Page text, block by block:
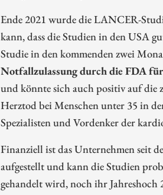
Ende 2021 wurde die LANCER-
kann, dass die Studien in den USA
Studie in den kommenden zwei
Notfallzulassung durch die FDA
und könnte sich auch positiv auf
Herztod bei Menschen unter 35 in
Spezialisten und Vordenker der
Finanziell ist das Unternehmen seit
aufgestellt und kann die Studien
gehandelt wird, noch ihr